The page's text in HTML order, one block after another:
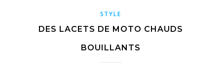
STYLE
DES LACETS DE MOTO CHAUDS
BOUILLANTS